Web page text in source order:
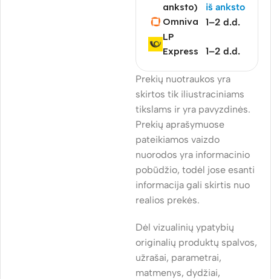
anksto)
iš anksto
Omniva
1–2 d.d.
LP
Express
1–2 d.d.
Prekių nuotraukos yra
skirtos tik iliustraciniams
tikslams ir yra pavyzdinės.
Prekių aprašymuose
pateikiamos vaizdo
nuorodos yra informacinio
pobūdžio, todėl jose esanti
informacija gali skirtis nuo
realios prekės.
Dėl vizualinių ypatybių
originalių produktų spalvos,
užrašai, parametrai,
matmenys, dydžiai,